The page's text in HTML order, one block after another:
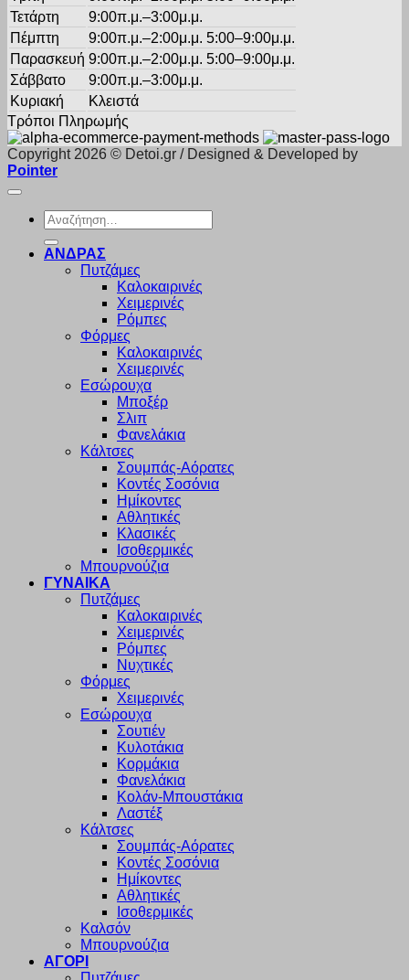
Τετάρτη
9:00π.μ.–3:00μ.μ.
Πέμπτη
9:00π.μ.–2:00μ.μ. 5:00–9:00μ.μ.
Παρασκευή 9:00π.μ.–2:00μ.μ. 5:00–9:00μ.μ.
Σάββατο
9:00π.μ.–3:00μ.μ.
Κυριακή
Κλειστά
Τρόποι Πληρωμής
Copyright 2026 © Detoi.gr / Designed & Developed by
Pointer
Αναζήτηση
για:
ΑΝΔΡΑΣ
Πυτζάμες
Καλοκαιρινές
Χειμερινές
Ρόμπες
Φόρμες
Καλοκαιρινές
Χειμερινές
Εσώρουχα
Μποξέρ
Σλιπ
Φανελάκια
Κάλτσες
Σουμπάς-Αόρατες
Κοντές Σοσόνια
Ημίκοντες
Αθλητικές
Κλασικές
Ισοθερμικές
Μπουρνούζια
ΓΥΝΑΙΚΑ
Πυτζάμες
Καλοκαιρινές
Χειμερινές
Ρόμπες
Νυχτικές
Φόρμες
Χειμερινές
Εσώρουχα
Σουτιέν
Κυλοτάκια
Κορμάκια
Φανελάκια
Κολάν-Μπουστάκια
Λαστέξ
Κάλτσες
Σουμπάς-Αόρατες
Κοντές Σοσόνια
Ημίκοντες
Αθλητικές
Ισοθερμικές
Καλσόν
Μπουρνούζια
ΑΓΟΡΙ